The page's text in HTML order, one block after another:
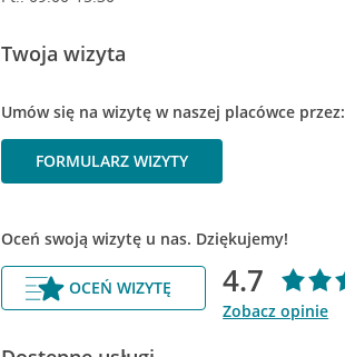
Twoja wizyta
Umów się na wizytę w naszej placówce przez:
FORMULARZ WIZYTY
Oceń swoją wizytę u nas. Dziękujemy!
OCEŃ WIZYTĘ 4.7
Zobacz opinie